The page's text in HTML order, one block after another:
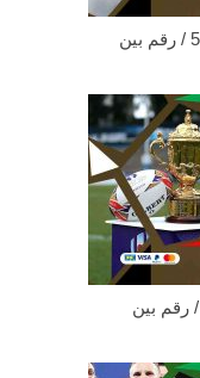
بي ان سبورت المنقف / 52520080 / رقم بين
بي ان سبورت الظهر / 52520080 / رقم بين